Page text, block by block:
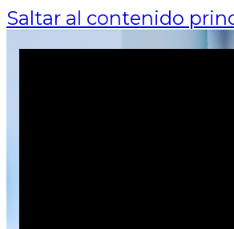
Saltar al contenido